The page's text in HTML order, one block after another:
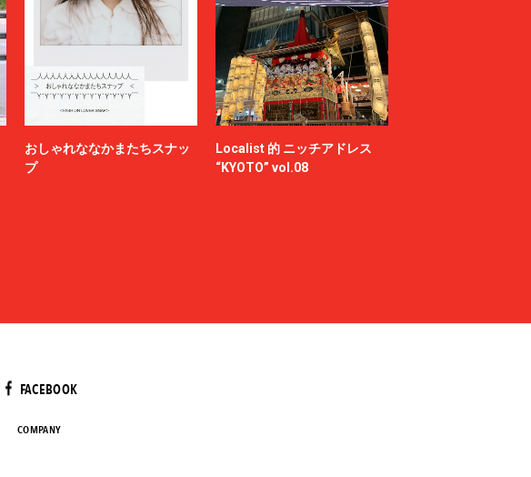
おしゃれななかまたちスナッ
プ
Localist 的 ニッチアドレス
“KYOTO” vol.08
FACEBOOK
COMPANY